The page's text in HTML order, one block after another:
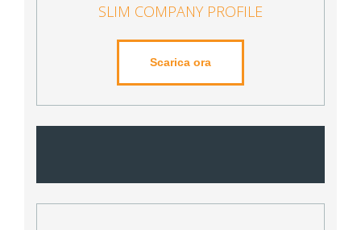
SLIM COMPANY PROFILE
Scarica ora